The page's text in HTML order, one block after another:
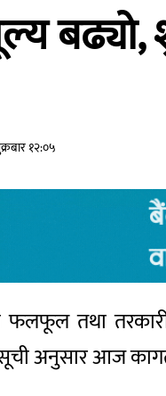
१२:०५
फलफूल तथा
अनुसार आज